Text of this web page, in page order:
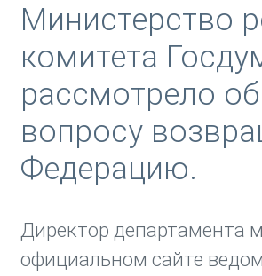
Министерство
комитета
рассмотрело
вопросу
Федерацию.
Директор департамента
официальном сайте